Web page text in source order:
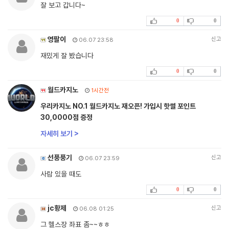
잘 보고 갑니다~
0 0
영팔이 06.07 23:58 신고
재밌게 잘 봤습니다
0 0
월드카지노 1시간전
우리카지노 NO.1 월드카지노 재오픈! 가입시 핫썰 포인트
30,0000점 증정
자세히 보기 >
선풍풍기 06.07 23:59 신고
사람 있을 때도
0 0
jc황제 06.08 01:25 신고
그 헬스장 좌표 좀~~ㅎㅎ